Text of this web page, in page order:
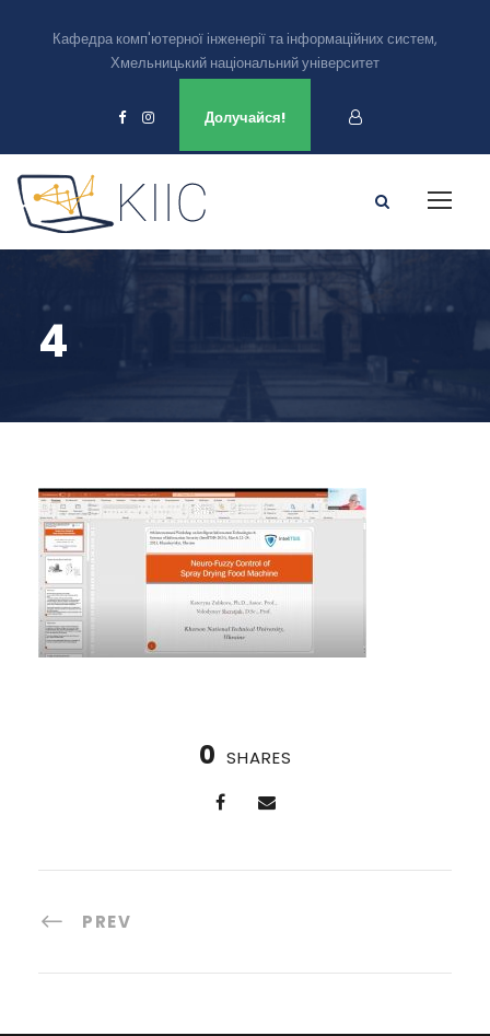
Кафедра комп'ютерної інженерії та інформаційних систем,
Хмельницький національний університет
Долучайся!
4
0 SHARES
PREV